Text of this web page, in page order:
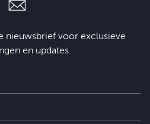
nieuwsbrief voor exclusieve
en updates.